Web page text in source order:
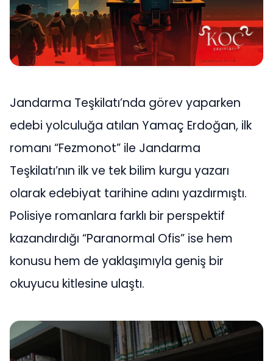
Jandarma Teşkilatı’nda görev yaparken
edebi yolculuğa atılan Yamaç Erdoğan, ilk
romanı “Fezmonot” ile Jandarma
Teşkilatı’nın ilk ve tek bilim kurgu yazarı
olarak edebiyat tarihine adını yazdırmıştı.
Polisiye romanlara farklı bir perspektif
kazandırdığı “Paranormal Ofis” ise hem
konusu hem de yaklaşımıyla geniş bir
okuyucu kitlesine ulaştı.